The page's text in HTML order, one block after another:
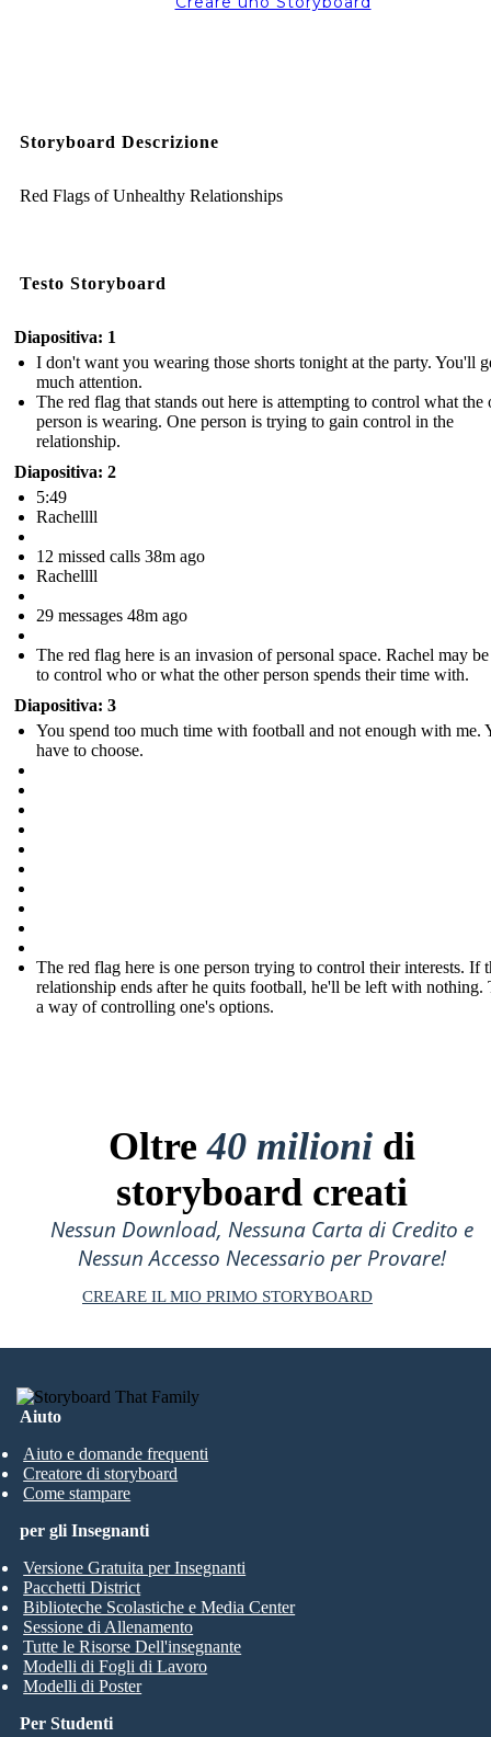
Storyboard Descrizione
Red Flags of Unhealthy Relationships
Testo Storyboard
Diapositiva: 1
I don't want you wearing those shorts tonight at the party. You'll
much attention.
The red flag that stands out here is attempting to control what the
person is wearing. One person is trying to gain control in the
relationship.
Diapositiva: 2
5:49
Rachellll
12 missed calls 38m ago
Rachellll
29 messages 48m ago
The red flag here is an invasion of personal space. Rachel may
to control who or what the other person spends their time with.
Diapositiva: 3
You spend too much time with football and not enough with me.
have to choose.
The red flag here is one person trying to control their interests. If
relationship ends after he quits football, he'll be left with nothing.
a way of controlling one's options.
Oltre40 milioni di
storyboard creati
Nessun Download, Nessuna Carta di Credito e
Nessun Accesso Necessario per Provare!
CREARE IL MIO PRIMO STORYBOARD
Aiuto
Aiuto e domande frequenti
Creatore di storyboard
Come stampare
Per Studenti
per gli Insegnanti
Versione Gratuita per Insegnanti
Pacchetti District
Biblioteche Scolastiche e Media Center
Sessione di Allenamento
Tutte le Risorse Dell'insegnante
Modelli di Fogli di Lavoro
Modelli di Poster